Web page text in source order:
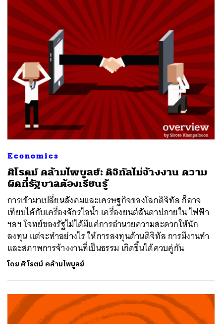
Economics
ศิโรตม์ คล้ามไพบูลย์: ดิจิทัลไม่จ้างงาน ความ
ผิดที่รัฐบาลต้องเรียนรู้
การเข้ามาเปลี่ยนสังคมและเศรษฐกิจของโลกดิจิทัล ก็อาจ
เทียบได้กับเครื่องจักรไอน้ำ เครื่องยนต์สันดาปภายใน ไฟฟ้า
ฯลฯ โจทย์ของรัฐไม่ได้มีแค่การอำนวยความสะดวกให้นัก
ลงทุน แต่จะทำอย่างไร ให้การลงทุนด้านดิจิทัล การมีงานทำ
และสภาพการจ้างงานที่เป็นธรรม เกิดขึ้นได้ควบคู่กัน
โดย ศิโรตม์ คล้ามไพบูลย์